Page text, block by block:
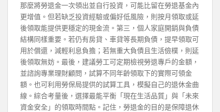
那麼將勞退金一次領出並自行投資，可能比留在勞退基金內
更增值。但若缺乏投資經驗或偏好低風險，則按月領取或延
後領取能提供更穩定的現金流。第三，個人家庭開銷與負債
結構同樣重要。若仍有房貸、車貸等長期負債，提早領取可
用於償還，減輕利息負擔；若無重大負債且生活儉樸，則延
後領取無妨。最後，建議勞工可定期檢視勞退專戶的金額，
並諮詢專業理財顧問，試算不同年齡領取下的實際可領金
額。也可利用勞保局提供的試算工具，模擬自己的退休金曲
線。綜合考量後，選擇最能平衡「現在生活品質」與「未來
資金安全」的領取時間點。記住，勞退金的目的是保障退休